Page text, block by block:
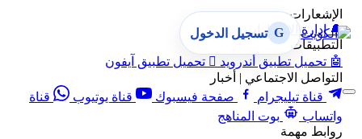
الإشعارات
🔔 إدارة الإشعارات
التطبيقات
🤖 تحميل تطبيق أندرويد  تحميل تطبيق آيفون
التواصل الاجتماعي | أخبار
قناة تيليجرام
صفحة فيسبوك قناة يوتيوب
قناة
واتساب
بوت المناهج
روابط مهمة
G تسجيل الدخول